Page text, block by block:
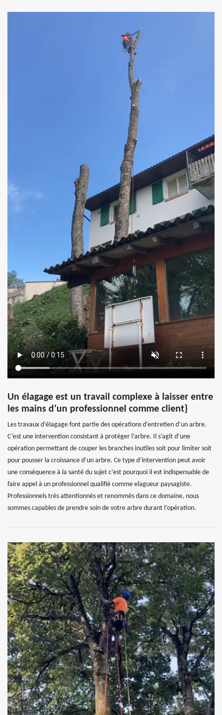
Un élagage est un travail complexe à laisser entre
les mains d’un professionnel comme client}
Les travaux d’élagage font partie des opérations d’entretien d’un arbre.
C’est une intervention consistant à protéger l’arbre. Il s’agit d’une
opération permettant de couper les branches inutiles soit pour limiter soit
pour pousser la croissance d’un arbre. Ce type d’intervention peut avoir
une conséquence à la santé du sujet c’est pourquoi il est indispensable de
faire appel à un professionnel qualifié comme elagueur paysagiste.
Professionnels très attentionnés et renommés dans ce domaine, nous
sommes capables de prendre soin de votre arbre durant l’opération.